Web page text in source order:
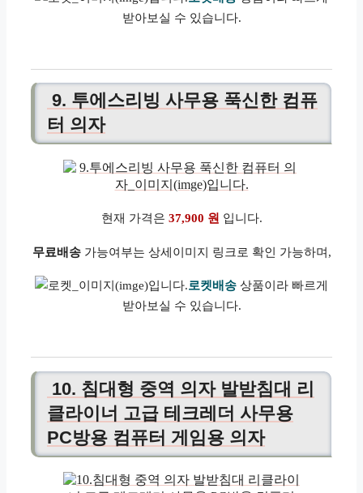
받아보실 수 있습니다.
9. 투에스리빙 사무용 푹신한 컴퓨
터 의자
현재 가격은 37,900 원 입니다.
무료배송가능여부는 상세이미지 링크로 확인 가능하며,
로켓배송 상품이라 빠르게
받아보실 수 있습니다.
10. 침대형 중역 의자 발받침대 리
클라이너 고급 테크레더 사무용
PC방용 컴퓨터 게임용 의자